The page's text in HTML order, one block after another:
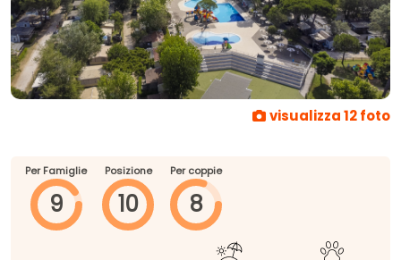
visualizza 12 foto
Per Famiglie
9
Posizione
10
Per coppie
8